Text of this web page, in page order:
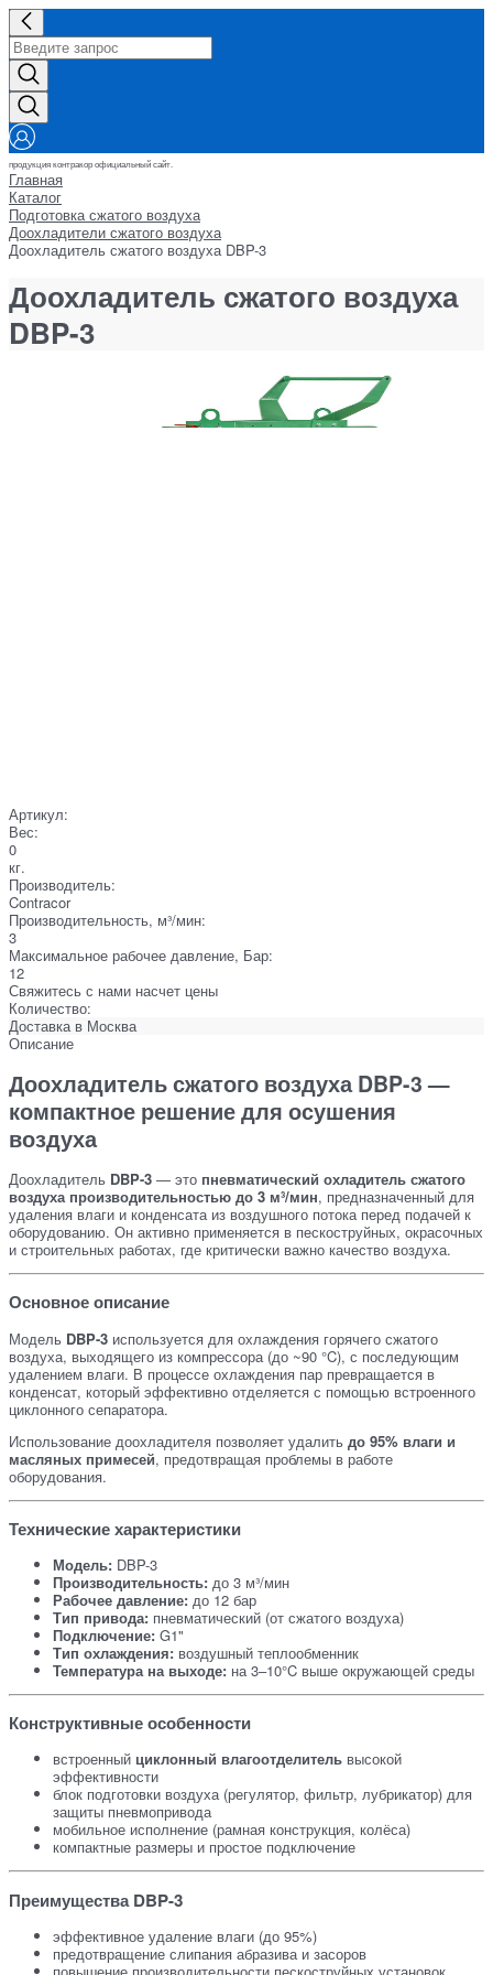
продукция контракор официальный сайт.
Главная
Каталог
Подготовка сжатого воздуха
Доохладители сжатого воздуха
Доохладитель сжатого воздуха DBP-3
Доохладитель сжатого воздуха
DBP-3
Артикул:
Вес:
0
кг.
Производитель:
Contracor
Производительность, м³/мин:
3
Максимальное рабочее давление, Бар:
12
Свяжитесь с нами насчет цены
Количество:
Доставка в Москва
Описание
Доохладитель сжатого воздухаDBP-3—
компактное решение для осушения
воздуха
Доохладитель DBP-3 — это пневматический охладитель сжатого
воздуха производительностью до 3 м³/мин, предназначенный для
удаления влаги и конденсата из воздушного потока перед подачей к
оборудованию. Он активно применяется в пескоструйных, окрасочных
и строительных работах, где критически важно качество воздуха.
Основное описание
Модель DBP-3 используется для охлаждения горячего сжатого
воздуха, выходящего из компрессора (до ~90 °C), с последующим
удалением влаги. В процессе охлаждения пар превращается в
конденсат, который эффективно отделяется с помощью встроенного
циклонного сепаратора.
Использование доохладителя позволяет удалить до 95% влаги и
масляных примесей, предотвращая проблемы в работе
оборудования.
Технические характеристики
Модель: DBP-3
Производительность: до 3 м³/мин
Рабочее давление: до 12 бар
Тип привода: пневматический (от сжатого воздуха)
Подключение: G1"
Тип охлаждения: воздушный теплообменник
Температура на выходе: на 3–10°C выше окружающей среды
Конструктивные особенности
встроенный циклонный влагоотделитель высокой
эффективности
блок подготовки воздуха (регулятор, фильтр, лубрикатор) для
защиты пневмопривода
мобильное исполнение (рамная конструкция, колёса)
компактные размеры и простое подключение
Преимущества DBP-3
эффективное удаление влаги (до 95%)
предотвращение слипания абразива и засоров